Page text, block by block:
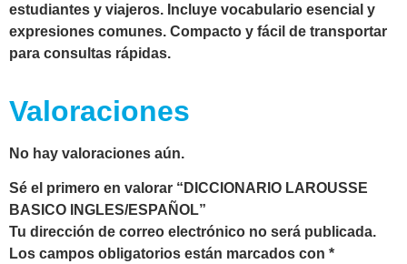
estudiantes y viajeros. Incluye vocabulario esencial y
expresiones comunes. Compacto y fácil de transportar
para consultas rápidas.
Valoraciones
No hay valoraciones aún.
Sé el primero en valorar “DICCIONARIO LAROUSSE
BASICO INGLES/ESPAÑOL”
Tu dirección de correo electrónico no será publicada.
Los campos obligatorios están marcados con *